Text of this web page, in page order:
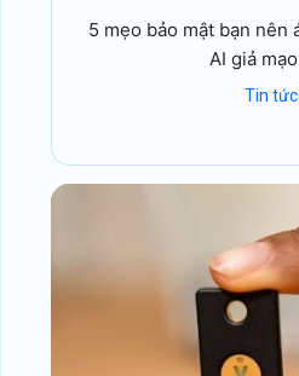
5 mẹo bảo mật bạn nên
AI giả
Tin tức